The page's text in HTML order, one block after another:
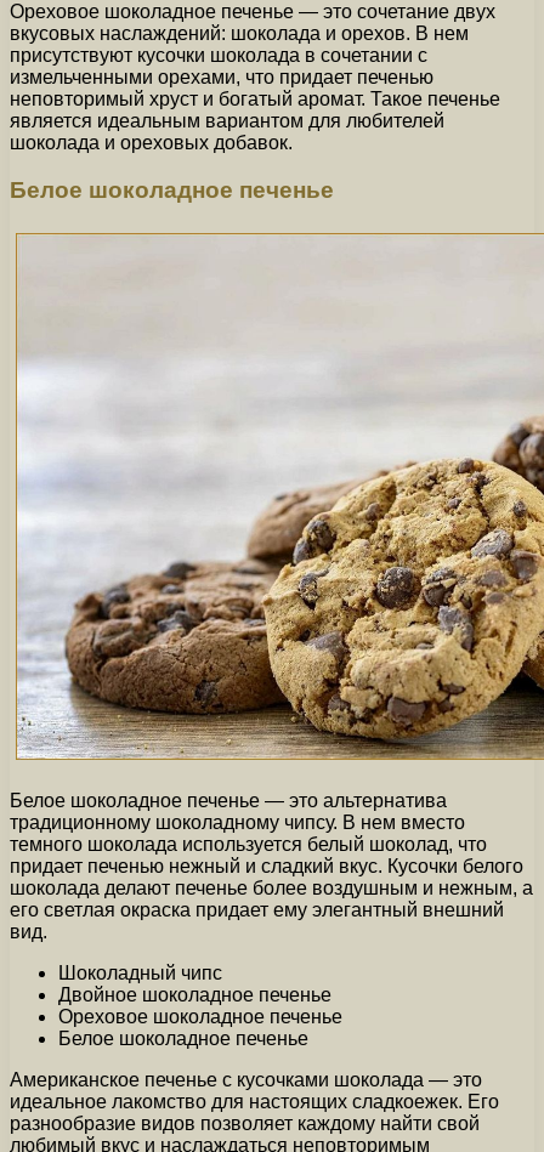
Ореховое шоколадное печенье — это сочетание двух
вкусовых наслаждений: шоколада и орехов. В нем
присутствуют кусочки шоколада в сочетании с
измельченными орехами, что придает печенью
неповторимый хруст и богатый аромат. Такое печенье
является идеальным вариантом для любителей
шоколада и ореховых добавок.
Белое шоколадное печенье
Белое шоколадное печенье — это альтернатива
традиционному шоколадному чипсу. В нем вместо
темного шоколада используется белый шоколад, что
придает печенью нежный и сладкий вкус. Кусочки белого
шоколада делают печенье более воздушным и нежным, а
его светлая окраска придает ему элегантный внешний
вид.
Шоколадный чипс
Двойное шоколадное печенье
Ореховое шоколадное печенье
Белое шоколадное печенье
Американское печенье с кусочками шоколада — это
идеальное лакомство для настоящих сладкоежек. Его
разнообразие видов позволяет каждому найти свой
любимый вкус и наслаждаться неповторимым